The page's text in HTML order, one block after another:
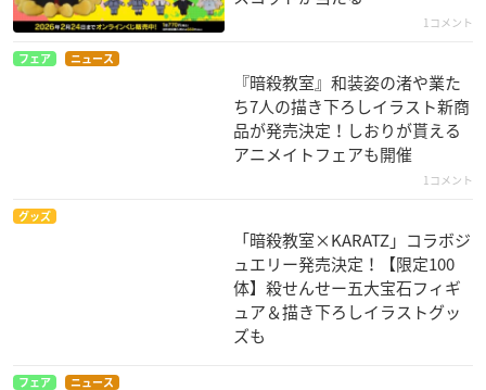
1コメント
フェア ニュース
『暗殺教室』和装姿の渚や業た
ち7人の描き下ろしイラスト新商
品が発売決定！しおりが貰える
アニメイトフェアも開催
1コメント
グッズ
「暗殺教室×KARATZ」コラボジ
ュエリー発売決定！【限定100
体】殺せんせー五大宝石フィギ
ュア＆描き下ろしイラストグッ
ズも
フェア ニュース